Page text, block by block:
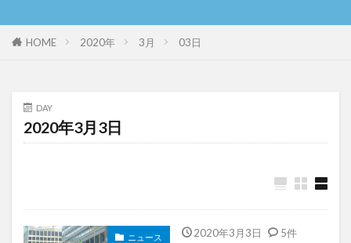
HOME 2020年 3月 03日
DAY
2020年3月3日
ニュース 2020年3月3日 5件